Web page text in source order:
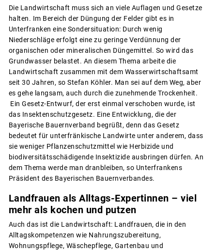
Die Landwirtschaft muss sich an viele Auflagen und Gesetze
halten. Im Bereich der Düngung der Felder gibt es in
Unterfranken eine Sondersituation: Durch wenig
Niederschläge erfolgt eine zu geringe Verdünnung der
organischen oder mineralischen Düngemittel. So wird das
Grundwasser belastet. An diesem Thema arbeite die
Landwirtschaft zusammen mit dem Wasserwirtschaftsamt
seit 30 Jahren, so Stefan Köhler. Man sei auf dem Weg, aber
es gehe langsam, auch durch die zunehmende Trockenheit.
Ein Gesetz-Entwurf, der erst einmal verschoben wurde, ist
das Insektenschutzgesetz. Eine Entwicklung, die der
Bayerische Bauernverband begrüßt, denn das Gesetz
bedeutet für unterfränkische Landwirte unter anderem, dass
sie weniger Pflanzenschutzmittel wie Herbizide und
biodiversitätsschädigende Insektizide ausbringen dürfen. An
dem Thema werde man dranbleiben, so Unterfrankens
Präsident des Bayerischen Bauernverbandes.
Landfrauen als Alltags-Expertinnen – viel
mehr als kochen und putzen
Auch das ist die Landwirtschaft: Landfrauen, die in den
Alltagskompetenzen wie Nahrungszubereitung,
Wohnungspflege, Wäschepflege, Gartenbau und